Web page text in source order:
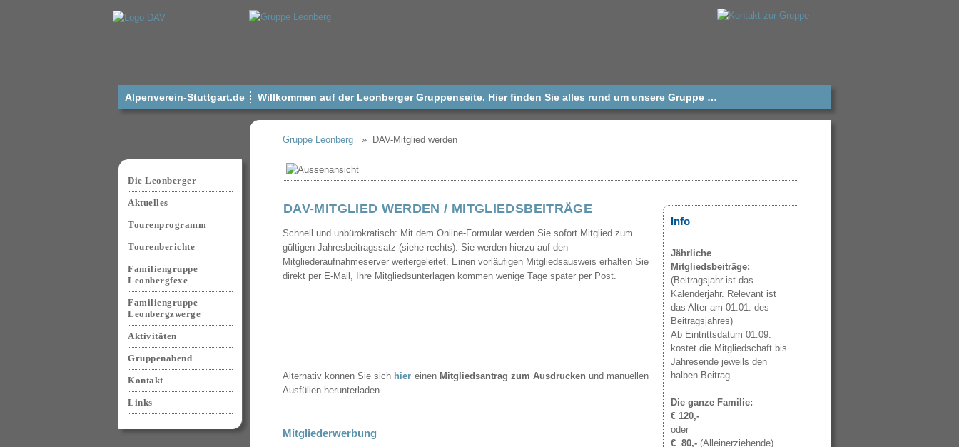
Alpenverein-Stuttgart.de Willkommen auf der Leonberger Gruppenseite. Hier finden Sie alles rund um unsere Gruppe …
Gruppe Leonberg DAV-Mitglied werden
Info
Jährliche
Mitgliedsbeiträge:
(Beitragsjahr ist das
Kalenderjahr. Relevant ist
das Alter am 01.01. des
Beitragsjahres)
Ab Eintrittsdatum 01.09.
kostet die Mitgliedschaft bis
Jahresende jeweils den
halben Beitrag.
Die ganze Familie:
€ 120,-
oder
€ 80,- (Alleinerziehende)
DAV-MITGLIED WERDEN / MITGLIEDSBEITRÄGE
Schnell und unbürokratisch: Mit dem Online-Formular werden Sie sofort Mitglied zum
gültigen Jahresbeitragssatz (siehe rechts). Sie werden hierzu auf den
Mitgliederaufnahmeserver weitergeleitet. Einen vorläufigen Mitgliedsausweis erhalten Sie
direkt per E-Mail, Ihre Mitgliedsunterlagen kommen wenige Tage später per Post.
Alternativ können Sie sich hier einen Mitgliedsantrag zum Ausdrucken und manuellen
Ausfüllen herunterladen.
Mitgliederwerbung
Navigation
überspringen
Die Leonberger
Aktuelles
Tourenprogramm
Tourenberichte
Familiengruppe
Leonbergfexe
Familiengruppe
Leonbergzwerge
Aktivitäten
Gruppenabend
Kontakt
Links